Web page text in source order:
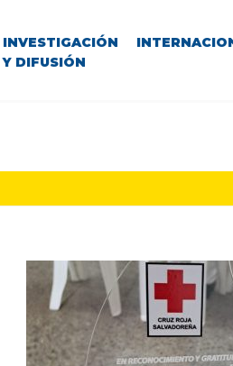
INVESTIGACIÓN
Y DIFUSIÓN